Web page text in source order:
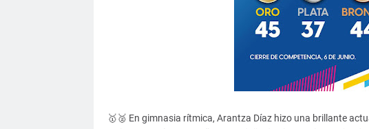
🥇🥈 En gimnasia rítmica, Arantza Díaz hizo una brillante